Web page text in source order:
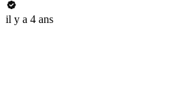
il y a 4 ans